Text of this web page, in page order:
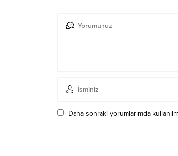
Daha sonraki yorumlarımda